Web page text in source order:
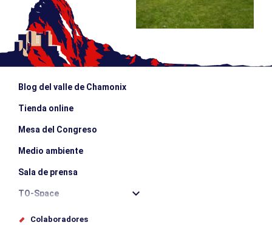
Blog del valle de Chamonix
Tienda online
Mesa del Congreso
Medio ambiente
Sala de prensa
TO-Space
Offices de tourisme
Colaboradores